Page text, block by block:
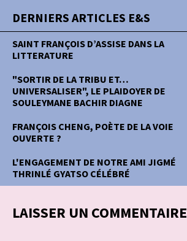
DERNIERS ARTICLES E&S
SAINT FRANÇOIS D’ASSISE DANS LA
LITTERATURE
"SORTIR DE LA TRIBU ET…
UNIVERSALISER", LE PLAIDOYER DE
SOULEYMANE BACHIR DIAGNE
FRANÇOIS CHENG, POÈTE DE LA VOIE
OUVERTE ?
L'ENGAGEMENT DE NOTRE AMI JIGMÉ
THRINLÉ GYATSO CÉLÉBRÉ
LAISSER UN COMMENTAIRE